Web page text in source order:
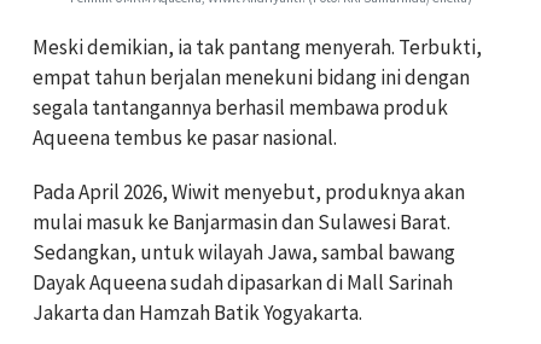
Meski demikian, ia tak pantang menyerah. Terbukti,
empat tahun berjalan menekuni bidang ini dengan
segala tantangannya berhasil membawa produk
Aqueena tembus ke pasar nasional.
Pada April 2026, Wiwit menyebut, produknya akan
mulai masuk ke Banjarmasin dan Sulawesi Barat.
Sedangkan, untuk wilayah Jawa, sambal bawang
Dayak Aqueena sudah dipasarkan di Mall Sarinah
Jakarta dan Hamzah Batik Yogyakarta.